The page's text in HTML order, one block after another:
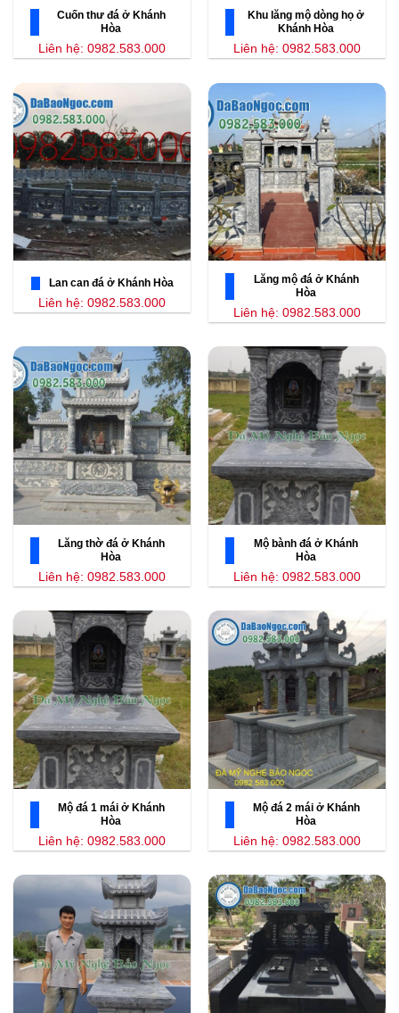
Cuốn thư đá ở Khánh
Hòa
Liên hệ: 0982.583.000
Khu lăng mộ dòng họ ở
Khánh Hòa
Liên hệ: 0982.583.000
Lan can đá ở Khánh Hòa
Liên hệ: 0982.583.000
Lăng mộ đá ở Khánh
Hòa
Liên hệ: 0982.583.000
Lăng thờ đá ở Khánh
Hòa
Liên hệ: 0982.583.000
Mộ bành đá ở Khánh
Hòa
Liên hệ: 0982.583.000
Mộ đá 1 mái ở Khánh
Hòa
Liên hệ: 0982.583.000
Mộ đá 2 mái ở Khánh
Hòa
Liên hệ: 0982.583.000